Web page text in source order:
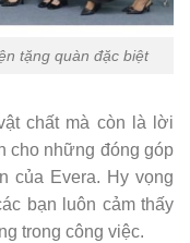
tặng quàn đặc biệt
chất mà còn là lời
cho những đóng góp
của Evera. Hy vọng
bạn luôn cảm thấy
trong công việc.